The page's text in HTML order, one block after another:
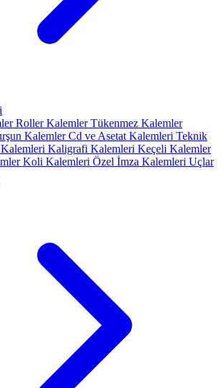
Roller KalemlerTükenmez Kalemler
KalemlerCd ve Asetat Kalemleri Teknik
Kaligrafi Kalemleri Keçeli Kalemler
Koli Kalemleri Özel İmza Kalemleri Uçlar